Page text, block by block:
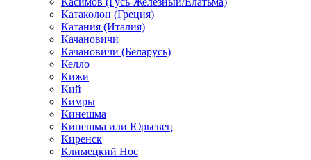
Катаколон (Греция)
Катания (Италия)
Качановичи
Качановичи (Беларусь)
Келло
Кижи
Кий
Кимры
Кинешма
Кинешма или Юрьевец
Киренск
Климецкий Нос